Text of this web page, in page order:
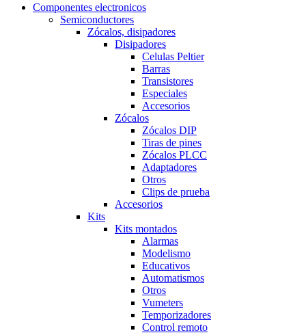
Componentes electronicos
Semiconductores
Zócalos, disipadores
Disipadores
Celulas Peltier
Barras
Transistores
Especiales
Accesorios
Zócalos
Zócalos DIP
Tiras de pines
Zócalos PLCC
Adaptadores
Otros
Clips de prueba
Accesorios
Kits
Kits montados
Alarmas
Modelismo
Educativos
Automatismos
Otros
Vumeters
Temporizadores
Control remoto